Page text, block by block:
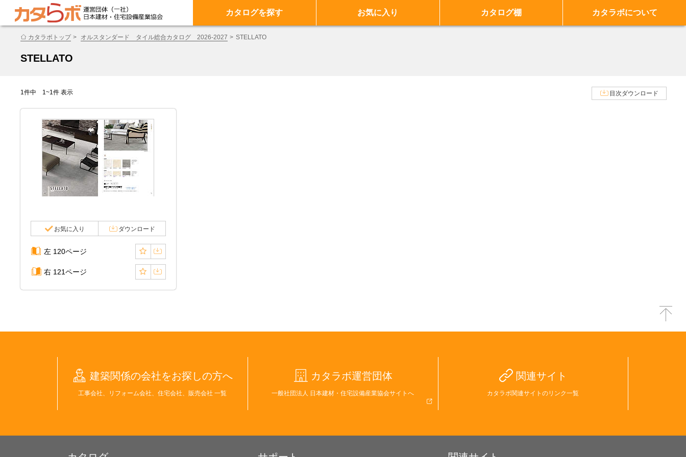
カタログを探す お気に入り カタログ棚 カタラボについて
カタラボトップ オルスタンダード タイル総合カタログ 2026-2027 STELLATO
STELLATO
1件中 1~1件 表示 目次ダウンロード
お気に入り ダウンロード
左 120ページ
右 121ページ
建築関係の会社をお探しの方へ
工事会社、リフォーム会社、住宅会社、販売会社 一覧
カタラボ運営団体
一般社団法人 日本建材・住宅設備産業協会サイトへ
関連サイト
カタラボ関連サイトのリンク一覧